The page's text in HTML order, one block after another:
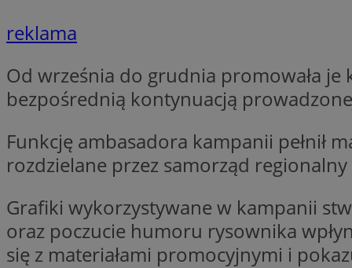
reklama
Od września do grudnia promowała je
bezpośrednią kontynuacją
Funkcję ambasadora kampanii pełnił
rozdzielane przez samorząd
Grafiki wykorzystywane w kampanii
oraz poczucie humoru rysownika
się z materiałami promocyjnymi i
INGRESSCOOKIE